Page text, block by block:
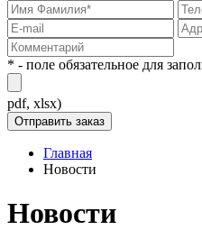
* - поле обязательное для
pdf, xlsx)
Главная
Новости
Новости